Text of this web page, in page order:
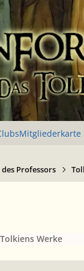
Mitgliederkarte
des Professors
Tolkiens Werke